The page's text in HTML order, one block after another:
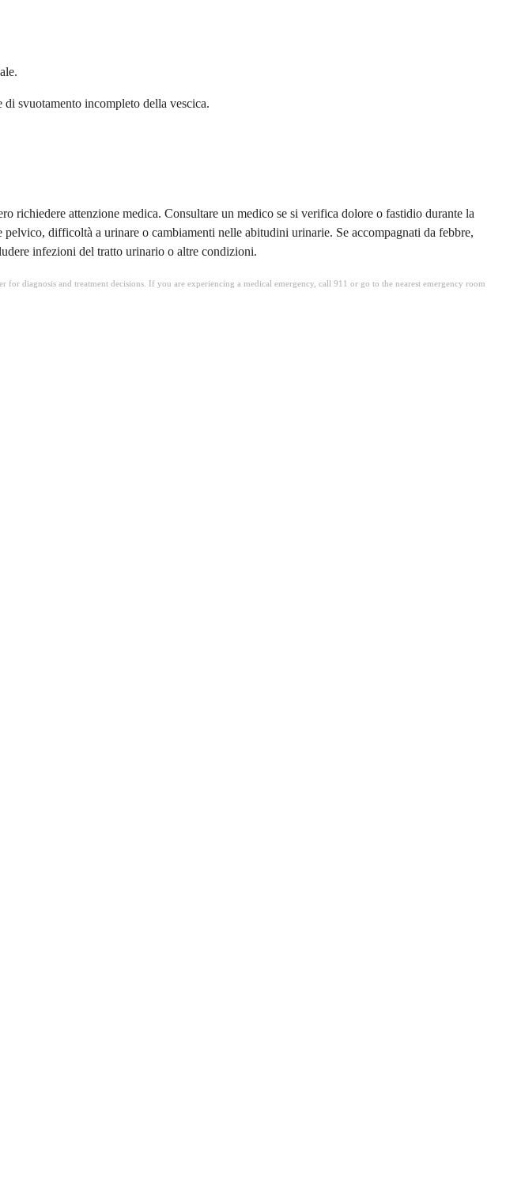
svuotamento incompleto della vescica.
attenzione medica. Consultare un medico se si verifica dolore o fastidio durante la
difficoltà a urinare o cambiamenti nelle abitudini urinarie. Se accompagnati da febbre,
infezioni del tratto urinario o altre condizioni.
diagnosis and treatment decisions. If you are experiencing a medical emergency, call 911 or go to the nearest emergency room